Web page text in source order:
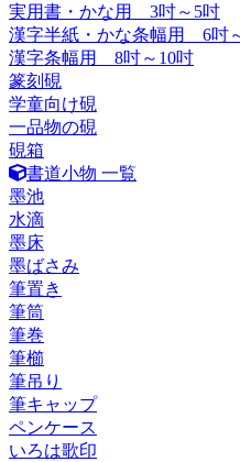
実用書・かな用 3吋～5吋
漢字半紙・かな条幅用 6吋
漢字条幅用 8吋～10吋
篆刻硯
学童向け硯
一品物の硯
硯箱
書道小物 一覧
墨池
水滴
墨床
墨ばさみ
筆置き
筆筒
筆巻
筆櫛
筆吊り
筆キャップ
ペンケース
いろは歌印